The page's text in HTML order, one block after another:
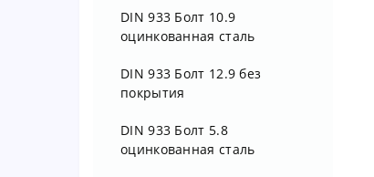
Таблицы размеров клетевых
DIN 933 Болт 10.9
оцинкованная сталь
DIN 933 Болт 12.9 без
покрытия
DIN 933 Болт 5.8
оцинкованная сталь